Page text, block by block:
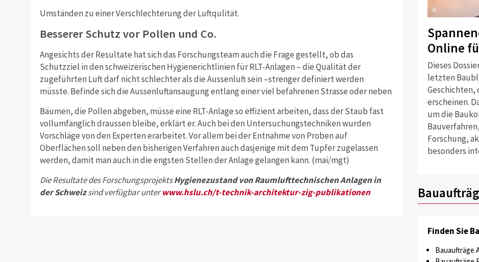
Umständen zu einer Verschlechterung der Luftqulität.
Besserer Schutz vor Pollen und Co.
Angesichts der Resultate hat sich das Forschungsteam auch die Frage gestellt, ob das
Schutzziel in den schweizerischen Hygienerichtlinien für RLT-Anlagen – die Qualität der
zugeführten Luft darf nicht schlechter als die Aussenluft sein –strenger definiert werden
müsste. Befinde sich die Aussenluftansaugung entlang einer viel befahrenen Strasse oder neben
Bäumen, die Pollen abgeben, müsse eine RLT-Anlage so effizient arbeiten, dass der Staub fast
vollumfänglich draussen bleibe, erklärt er. Auch bei den Untersuchungstechniken wurden
Vorschläge von den Experten erarbeitet. Vor allem bei der Entnahme von Proben auf
Oberflächen soll neben den bisherigen Verfahren auch dasjenige mit dem Tupfer zugelassen
werden, damit man auch in die engsten Stellen der Anlage gelangen kann. (mai/mgt)
Die Resultate des ForschungsprojektsHygienezustand von Raumlufttechnischen Anlagen in
derSchweizsind verfügbar unterwww.hslu.ch/t-technik-architektur-zig-publikationen
©
Online
Dieses
letzten
erscheinen.
um die
Forschung,
besonders
Finden Sie
Bauaufträge